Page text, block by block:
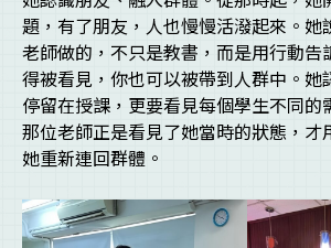
題，有了朋友，人也慢慢活潑起來。她
老師做的，不只是教書，而是用行動
得被看見，你也可以被帶到人群中。她
停留在授課，更要看見每個學生不同的
那位老師正是看見了她當時的狀態，才
她重新連回群體。